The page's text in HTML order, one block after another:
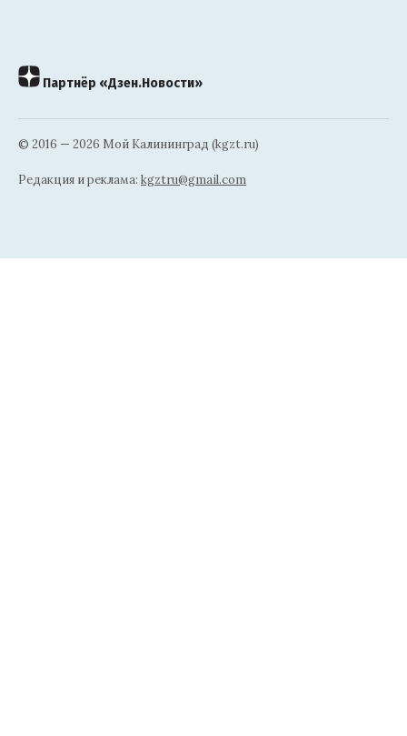
Партнёр «Дзен.Новости»
© 2016 — 2026 Мой Калининград (kgzt.ru)
Редакция и реклама: kgztru@gmail.com